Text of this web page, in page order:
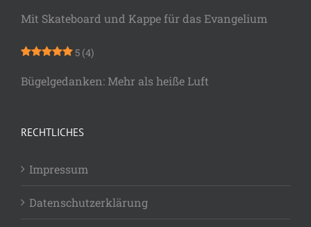
Mit Skateboard und Kappe für das Evangelium
5 (4)
Bügelgedanken: Mehr als heiße Luft
RECHTLICHES
Impressum
Datenschutzerklärung